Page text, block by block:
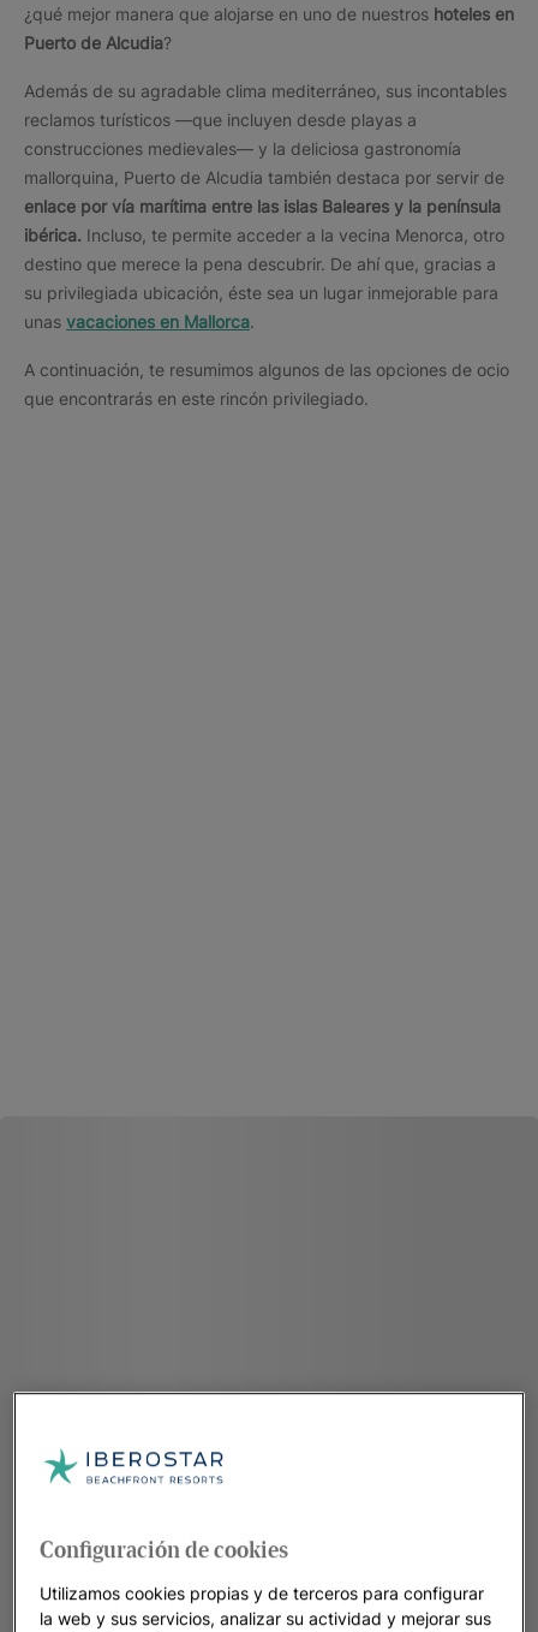
¿qué mejor manera que alojarse en uno de nuestros hoteles en
Puerto de Alcudia?
Además de su agradable clima mediterráneo, sus incontables
reclamos turísticos —que incluyen desde playas a
construcciones medievales— y la deliciosa gastronomía
mallorquina, Puerto de Alcudia también destaca por servir de
enlace por vía marítima entre las islas Baleares y la península
ibérica. Incluso, te permite acceder a la vecina Menorca, otro
destino que merece la pena descubrir. De ahí que, gracias a
su privilegiada ubicación, éste sea un lugar inmejorable para
unas vacaciones en Mallorca.
A continuación, te resumimos algunos de las opciones de ocio
que encontrarás en este rincón privilegiado.
Configuración de cookies
Utilizamos cookies propias y de terceros para configurar
la web y sus servicios, analizar su actividad y mejorar sus